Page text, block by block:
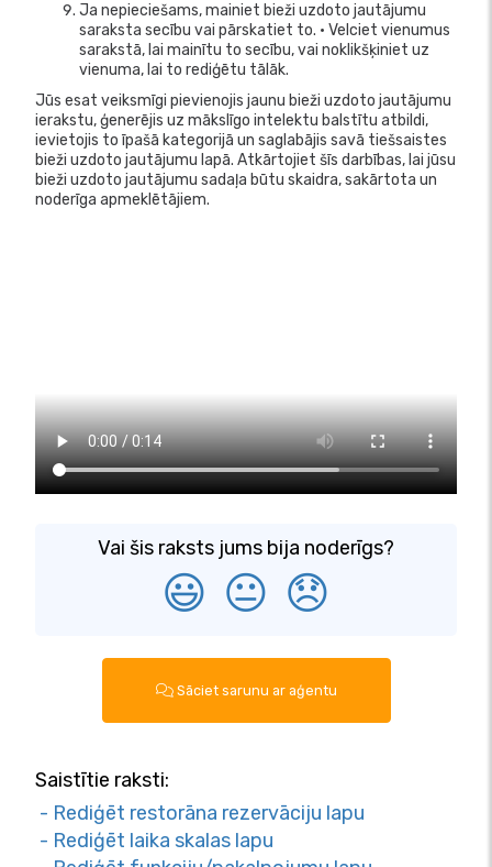
Ja nepieciešams, mainiet bieži uzdoto jautājumu
saraksta secību vai pārskatiet to. • Velciet vienumus
sarakstā, lai mainītu to secību, vai noklikšķiniet uz
vienuma, lai to rediģētu tālāk.
Jūs esat veiksmīgi pievienojis jaunu bieži uzdoto jautājumu
ierakstu, ģenerējis uz mākslīgo intelektu balstītu atbildi,
ievietojis to īpašā kategorijā un saglabājis savā tiešsaistes
bieži uzdoto jautājumu lapā. Atkārtojiet šīs darbības, lai jūsu
bieži uzdoto jautājumu sadaļa būtu skaidra, sakārtota un
noderīga apmeklētājiem.
Vai šis raksts jums bija noderīgs?
😃 😐 😞
Sāciet sarunu ar aģentu
Saistītie raksti:
- Rediģēt restorāna rezervāciju lapu
- Rediģēt laika skalas lapu